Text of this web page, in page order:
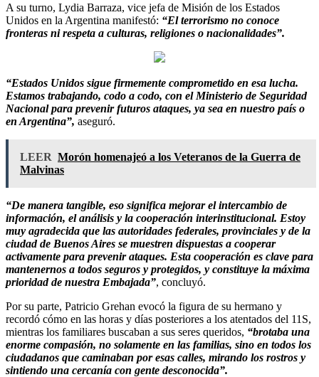
A su turno, Lydia Barraza, vice jefa de Misión de los Estados
Unidos en la Argentina manifestó: “El terrorismo no conoce
fronteras ni respeta a culturas, religiones o nacionalidades”.
“Estados Unidos sigue firmemente comprometido en esa lucha.
Estamos trabajando, codo a codo, con el Ministerio de Seguridad
Nacional para prevenir futuros ataques, ya sea en nuestro país o
en Argentina”, aseguró.
LEER Morón homenajeó a los Veteranos de la Guerra de
Malvinas
“De manera tangible, eso significa mejorar el intercambio de
información, el análisis y la cooperación interinstitucional. Estoy
muy agradecida que las autoridades federales, provinciales y de la
ciudad de Buenos Aires se muestren dispuestas a cooperar
activamente para prevenir ataques. Esta cooperación es clave para
mantenernos a todos seguros y protegidos, y constituye la máxima
prioridad de nuestra Embajada”, concluyó.
Por su parte, Patricio Grehan evocó la figura de su hermano y
recordó cómo en las horas y días posteriores a los atentados del 11S,
mientras los familiares buscaban a sus seres queridos, “brotaba una
enorme compasión, no solamente en las familias, sino en todos los
ciudadanos que caminaban por esas calles, mirando los rostros y
sintiendo una cercanía con gente desconocida”.